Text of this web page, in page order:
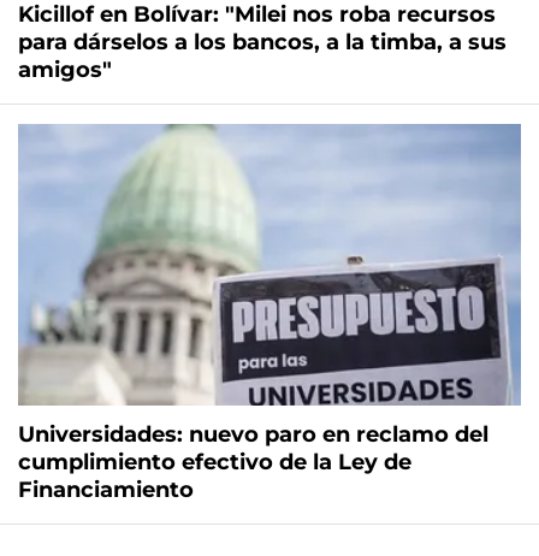
Kicillof en Bolívar: "Milei nos roba recursos
para dárselos a los bancos, a la timba, a sus
amigos"
Universidades: nuevo paro en reclamo del
cumplimiento efectivo de la Ley de
Financiamiento